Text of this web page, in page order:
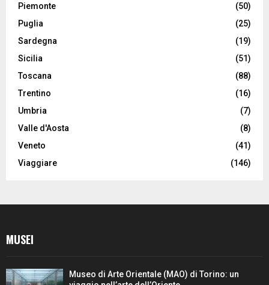
Piemonte
(50)
Puglia
(25)
Sardegna
(19)
Sicilia
(51)
Toscana
(88)
Trentino
(16)
Umbria
(7)
Valle d'Aosta
(8)
Veneto
(41)
Viaggiare
(146)
MUSEI
Museo di Arte Orientale (MAO) di Torino: un